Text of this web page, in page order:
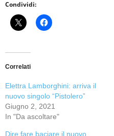
Condividi:
Correlati
Elettra Lamborghini: arriva il
nuovo singolo “Pistolero”
Giugno 2, 2021
In "Da ascoltare"
Dire fare baciare il nuovo